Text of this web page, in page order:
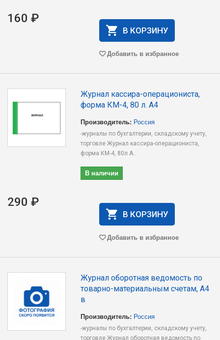
160 ₽
В КОРЗИНУ
Добавить в избранное
Журнал кассира-операциониста,
форма КМ-4, 80 л. А4
Производитель: Россия
-журналы по бухгалтерии, складскому учету,
торговле Журнал кассира-операциониста,
форма КМ-4, 80л.А..
В наличии
290 ₽
В КОРЗИНУ
Добавить в избранное
Журнал оборотная ведомость по
товарно-материальным счетам, А4
в
Производитель: Россия
-журналы по бухгалтерии, складскому учету,
торговле Журнал оборотная ведомость по